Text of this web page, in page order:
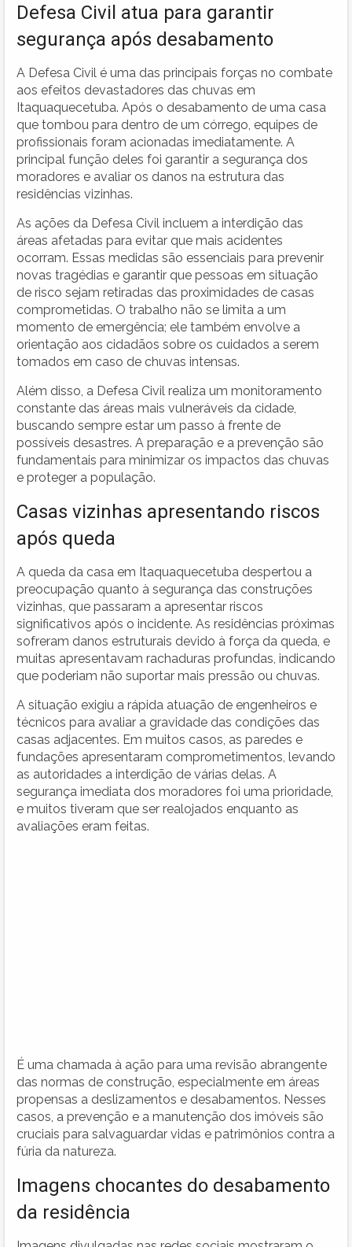
Defesa Civil atua para garantir
segurança após desabamento
A Defesa Civil é uma das principais forças no combate
aos efeitos devastadores das chuvas em
Itaquaquecetuba. Após o desabamento de uma casa
que tombou para dentro de um córrego, equipes de
profissionais foram acionadas imediatamente. A
principal função deles foi garantir a segurança dos
moradores e avaliar os danos na estrutura das
residências vizinhas.
As ações da Defesa Civil incluem a interdição das
áreas afetadas para evitar que mais acidentes
ocorram. Essas medidas são essenciais para prevenir
novas tragédias e garantir que pessoas em situação
de risco sejam retiradas das proximidades de casas
comprometidas. O trabalho não se limita a um
momento de emergência; ele também envolve a
orientação aos cidadãos sobre os cuidados a serem
tomados em caso de chuvas intensas.
Além disso, a Defesa Civil realiza um monitoramento
constante das áreas mais vulneráveis da cidade,
buscando sempre estar um passo à frente de
possíveis desastres. A preparação e a prevenção são
fundamentais para minimizar os impactos das chuvas
e proteger a população.
Casas vizinhas apresentando riscos
após queda
A queda da casa em Itaquaquecetuba despertou a
preocupação quanto à segurança das construções
vizinhas, que passaram a apresentar riscos
significativos após o incidente. As residências próximas
sofreram danos estruturais devido à força da queda, e
muitas apresentavam rachaduras profundas, indicando
que poderiam não suportar mais pressão ou chuvas.
A situação exigiu a rápida atuação de engenheiros e
técnicos para avaliar a gravidade das condições das
casas adjacentes. Em muitos casos, as paredes e
fundações apresentaram comprometimentos, levando
as autoridades a interdição de várias delas. A
segurança imediata dos moradores foi uma prioridade,
e muitos tiveram que ser realojados enquanto as
avaliações eram feitas.
É uma chamada à ação para uma revisão abrangente
das normas de construção, especialmente em áreas
propensas a deslizamentos e desabamentos. Nesses
casos, a prevenção e a manutenção dos imóveis são
cruciais para salvaguardar vidas e patrimônios contra a
fúria da natureza.
Imagens chocantes do desabamento
da residência